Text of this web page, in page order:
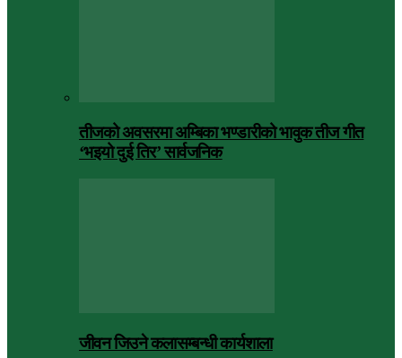
तीजको अवसरमा अम्बिका भण्डारीको भावुक तीज गीत
‘भइयो दुई तिर’ सार्वजनिक
जीवन जिउने कलासम्बन्धी कार्यशाला